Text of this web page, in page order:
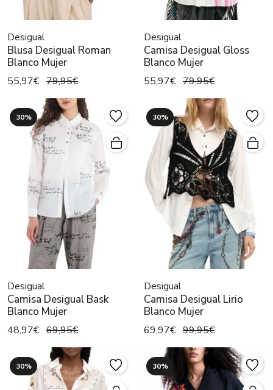
Desigual
Blusa Desigual Roman
Blanco Mujer
55,97€ 79,95€
Desigual
Camisa Desigual Gloss
Blanco Mujer
55,97€ 79,95€
30%
Desigual
Camisa Desigual Bask
Blanco Mujer
48,97€ 69,95€
30%
Desigual
Camisa Desigual Lirio
Blanco Mujer
69,97€ 99,95€
30% 30%